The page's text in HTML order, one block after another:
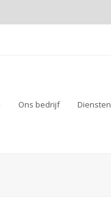
Ons bedrijf Diensten